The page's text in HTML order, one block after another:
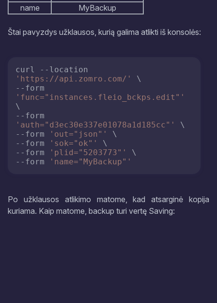
name
MyBackup
Štai pavyzdys užklausos, kurią galima atlikti iš konsolės:
'https://api.zomro.com/'
\
'func="instances.fleio_bckps.edit"'
\
'auth="d3ec30e337e01078a1d185cc"'
\
--form
'out="json"'
\
--form
'sok="ok"'
\
--form
'plid="5203773"'
\
--form
'name="MyBackup"'
Po užklausos atlikimo matome, kad atsarginė kopija
kuriama. Kaip matome, backup turi vertę Saving: